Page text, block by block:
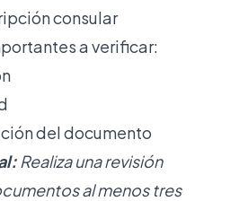
consular
a verificar:
del documento
Realiza una revisión
al menos tres